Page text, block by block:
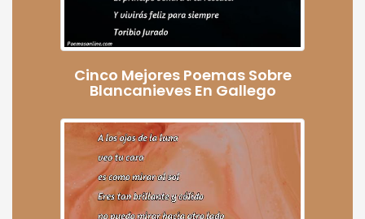
Cinco Mejores Poemas Sobre
Blancanieves En Gallego